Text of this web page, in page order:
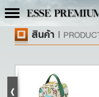
Toggle
navigation
ESSE
สินค้า |